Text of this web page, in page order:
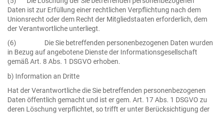
Daten ist zur Erfüllung einer rechtlichen Verpflichtung nach dem
Unionsrecht oder dem Recht der Mitgliedstaaten erforderlich, dem
der Verantwortliche unterliegt.
(6) Die Sie betreffenden personenbezogenen Daten wurden
in Bezug auf angebotene Dienste der Informationsgesellschaft
gemäß Art. 8 Abs. 1 DSGVO erhoben.
b) Information an Dritte
Hat der Verantwortliche die Sie betreffenden personenbezogenen
Daten öffentlich gemacht und ist er gem. Art. 17 Abs. 1 DSGVO zu
deren Löschung verpflichtet, so trifft er unter Berücksichtigung der